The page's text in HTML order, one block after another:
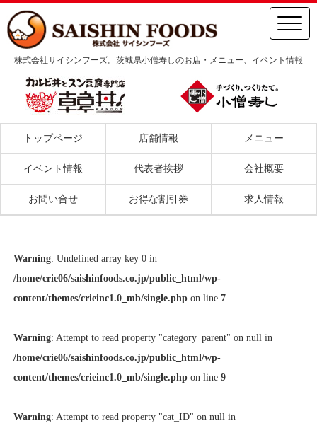
株式会社サイシンフーズ。茨城県小僧寿しのお店・メニュー、イベント情報
トップページ 店舗情報 メニュー
イベント情報 代表者挨拶 会社概要
お問い合せ お得な割引券 求人情報
Warning: Undefined array key 0 in
/home/crie06/saishinfoods.co.jp/public_html/wp-
content/themes/crieinc1.0_mb/single.phpon line 7
Warning: Attempt to read property "category_parent" on null in
/home/crie06/saishinfoods.co.jp/public_html/wp-
content/themes/crieinc1.0_mb/single.phpon line 9
Warning: Attempt to read property "cat_ID" on null in